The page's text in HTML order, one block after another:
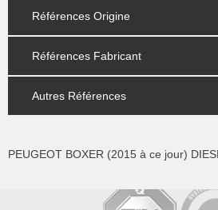
Références Origine
Références Fabricant
Autres Références
PEUGEOT BOXER (2015 à ce jour)